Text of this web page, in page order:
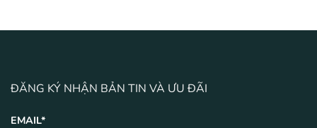
ĐĂNG KÝ NHẬN BẢN TIN VÀ ƯU ĐÃI
EMAIL*